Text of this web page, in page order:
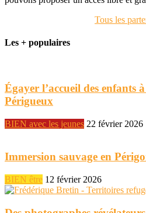
Tous les
Les + populaires
Égayer l’accueil des enfants
Périgueux
BIEN avec les jeunes 22 février 2026
Immersion sauvage en
BIEN être 12 février 2026